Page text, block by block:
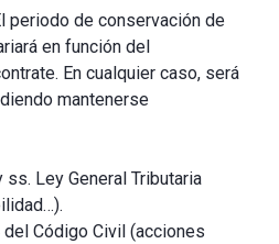
periodo de conservación de
en función del
En cualquier caso, será
mantenerse
ss. Ley General Tributaria
del Código Civil (acciones